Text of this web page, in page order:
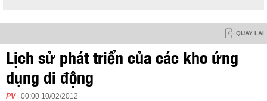
QUAY LẠI
Lịch sử phát triển của các kho ứng
dụng di động
PV | 00:00 10/02/2012